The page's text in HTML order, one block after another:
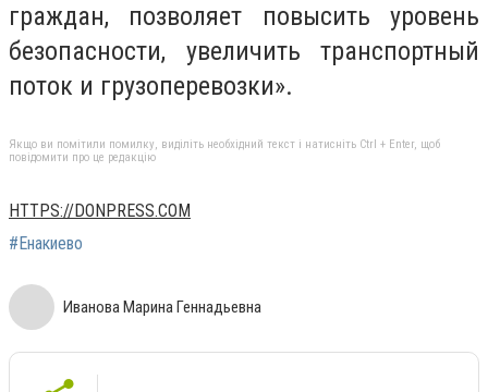
граждан, позволяет повысить уровень
безопасности, увеличить транспортный
поток и грузоперевозки».
Якщо ви помітили помилку, виділіть необхідний текст і натисніть Ctrl + Enter, щоб
повідомити про це редакцію
HTTPS://DONPRESS.COM
#Енакиево
Иванова Марина Геннадьевна